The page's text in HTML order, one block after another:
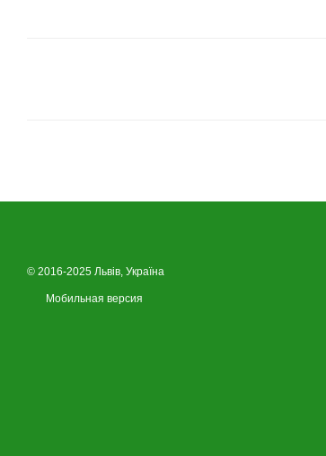
© 2016-2025 Львів, Україна
Мобильная версия